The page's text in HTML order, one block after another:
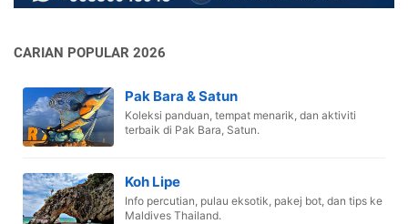
CARIAN POPULAR 2026
Pak Bara & Satun
Koleksi panduan, tempat menarik, dan aktiviti
terbaik di Pak Bara, Satun.
Koh Lipe
Info percutian, pulau eksotik, pakej bot, dan tips ke
Maldives Thailand.